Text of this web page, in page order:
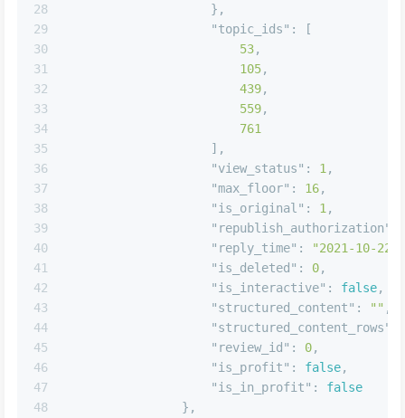
27
28
29
30
31
32
33
34
35
36
37
38
39
40
41
42
43
44
45
46
47
},
"topic_ids"
53,
105
439
559
],
"view_status" :
"max_floor": 16 ,
"is_original": 1,
"republish_authorization"
"reply_time" :
"2021-10-22
"is_deleted": 0,
"is_interactive": false ,
"structured_content"
: "",
"structured_content_rows"
"review_id" : 0,
"is_profit": false,